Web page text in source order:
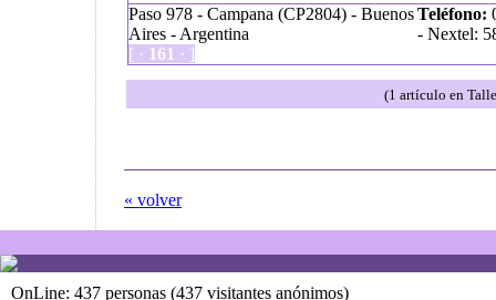
Paso 978 - Campana (CP2804) - Buenos
Aires - Argentina
[ · 161 · ]
Teléfono:
- Nextel:
(1 artículo en
« volver
OnLine: 437 personas (437 visitantes anónimos)